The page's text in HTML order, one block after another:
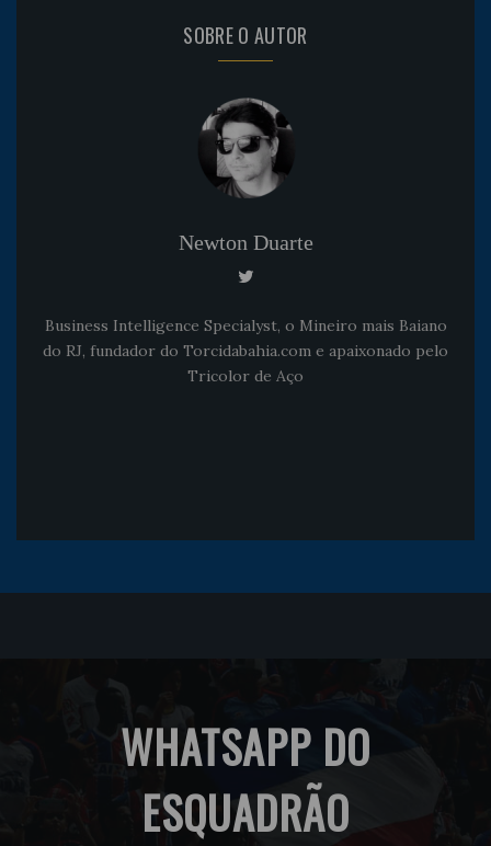
SOBRE O AUTOR
Newton Duarte
Business Intelligence Specialyst, o Mineiro mais Baiano
do RJ, fundador do Torcidabahia.com e apaixonado pelo
Tricolor de Aço
WHATSAPP DO
ESQUADRÃO